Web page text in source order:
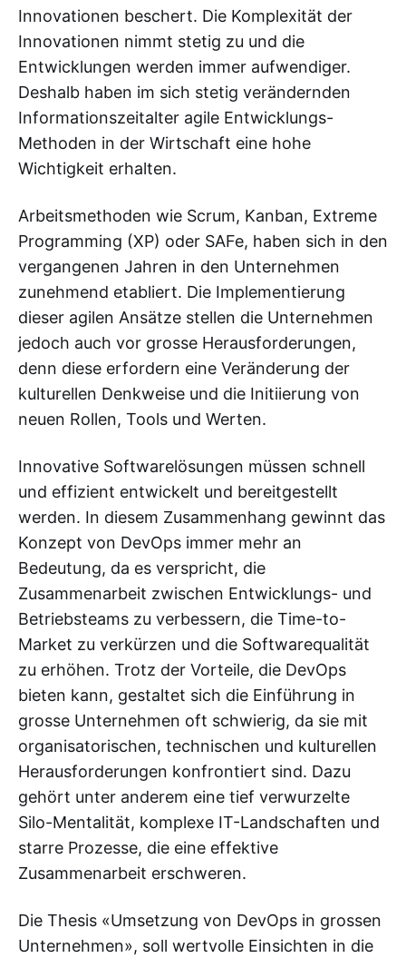
Innovationen beschert. Die Komplexität der
Innovationen nimmt stetig zu und die
Entwicklungen werden immer aufwendiger.
Deshalb haben im sich stetig verändernden
Informationszeitalter agile Entwicklungs-
Methoden in der Wirtschaft eine hohe
Wichtigkeit erhalten.
Arbeitsmethoden wie Scrum, Kanban, Extreme
Programming (XP) oder SAFe, haben sich in den
vergangenen Jahren in den Unternehmen
zunehmend etabliert. Die Implementierung
dieser agilen Ansätze stellen die Unternehmen
jedoch auch vor grosse Herausforderungen,
denn diese erfordern eine Veränderung der
kulturellen Denkweise und die Initiierung von
neuen Rollen, Tools und Werten.
Innovative Softwarelösungen müssen schnell
und effizient entwickelt und bereitgestellt
werden. In diesem Zusammenhang gewinnt das
Konzept von DevOps immer mehr an
Bedeutung, da es verspricht, die
Zusammenarbeit zwischen Entwicklungs- und
Betriebsteams zu verbessern, die Time-to-
Market zu verkürzen und die Softwarequalität
zu erhöhen. Trotz der Vorteile, die DevOps
bieten kann, gestaltet sich die Einführung in
grosse Unternehmen oft schwierig, da sie mit
organisatorischen, technischen und kulturellen
Herausforderungen konfrontiert sind. Dazu
gehört unter anderem eine tief verwurzelte
Silo-Mentalität, komplexe IT-Landschaften und
starre Prozesse, die eine effektive
Zusammenarbeit erschweren.
Die Thesis «Umsetzung von DevOps in grossen
Unternehmen», soll wertvolle Einsichten in die